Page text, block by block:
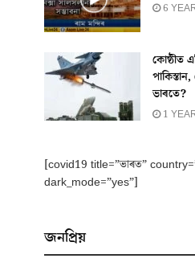
6
কোষ্ঠীত
ভাৰতে?
1
[covid19 title=”ভাৰত”
dark_mode=”yes”]
জনপ্ৰিয়